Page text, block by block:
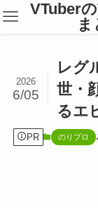
VTuber
レグ
世・
るエ
2026
6/05
PR のりプロ